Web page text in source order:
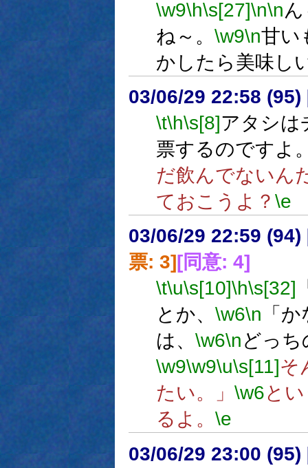
\w9\h\s[27]\n\n
ね～。 \w9\n甘い
かしたら美味し
03/06/29 22:58 (95)
\t\h\s[8]アタシは
票するのですよ
だ飲んでないん
ておこうよ？ \e
03/06/29 22:59 (94)
票: 3] [同意: 4]
\t\u\s[10]\h\s[32]
とか、 \w6\n 「
は、 \w6\nどっ
\w9\w9\u\s[11]そ
たい。」 \w6と
るよ。 \e
03/06/29 23:00 (95)